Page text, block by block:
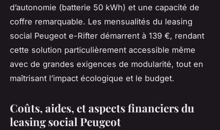
d’autonomie (batterie 50 kWh) et une capacité de
coffre remarquable. Les mensualités du leasing
social Peugeot e-Rifter démarrent à 139 €, rendant
cette solution particulièrement accessible même
avec de grandes exigences de modularité, tout en
maîtrisant l’impact écologique et le budget.
Coûts, aides, et aspects financiers du
leasing social Peugeot